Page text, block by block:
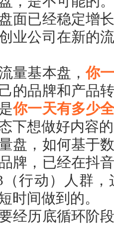
面已经稳定增
业公司在新的
量基本盘，你
的品牌和产品
你一天有多少
下想做好内容
盘，如何基于
牌，已经在抖
（行动）人群
时间做到的。
经历底循环阶